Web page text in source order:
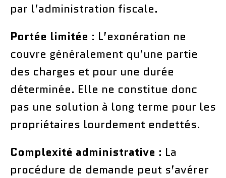
par l’administration fiscale.
Portée limitée : L’exonération ne
couvre généralement qu’une partie
des charges et pour une durée
déterminée. Elle ne constitue donc
pas une solution à long terme pour les
propriétaires lourdement endettés.
Complexité administrative : La
procédure de demande peut s’avérer